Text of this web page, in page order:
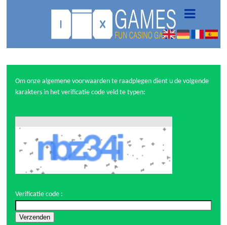
Om onze algemene voorwaarden te raadplegen dient u de volgende
karakters in het verificatie code veld te typen:
Verificatie code :